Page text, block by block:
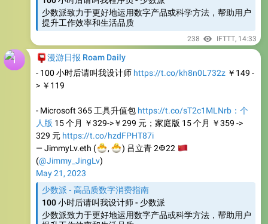
238 IFTTT ,14:33
漫游日报 Roam Daily
- 100 小时后请叫我设计师https://t.co/kh8n0L732z￥149 -
> ￥119
- Microsoft 365 工具升值包
329 元https://t.co/hzdFPHT87i
— JimmyLv.eth (
🐣
,
🐣) 吕立青 2𐃏22
(@Jimmy_JingLv)
May 21, 2023
少数派 - 高品质数字消费指南
100 小时后请叫我设计师 - 少数派
少数派致力于更好地运用数字产品或科学方法，帮助用户
提升工作效率和生活品质
256 IFTTT ,14:33